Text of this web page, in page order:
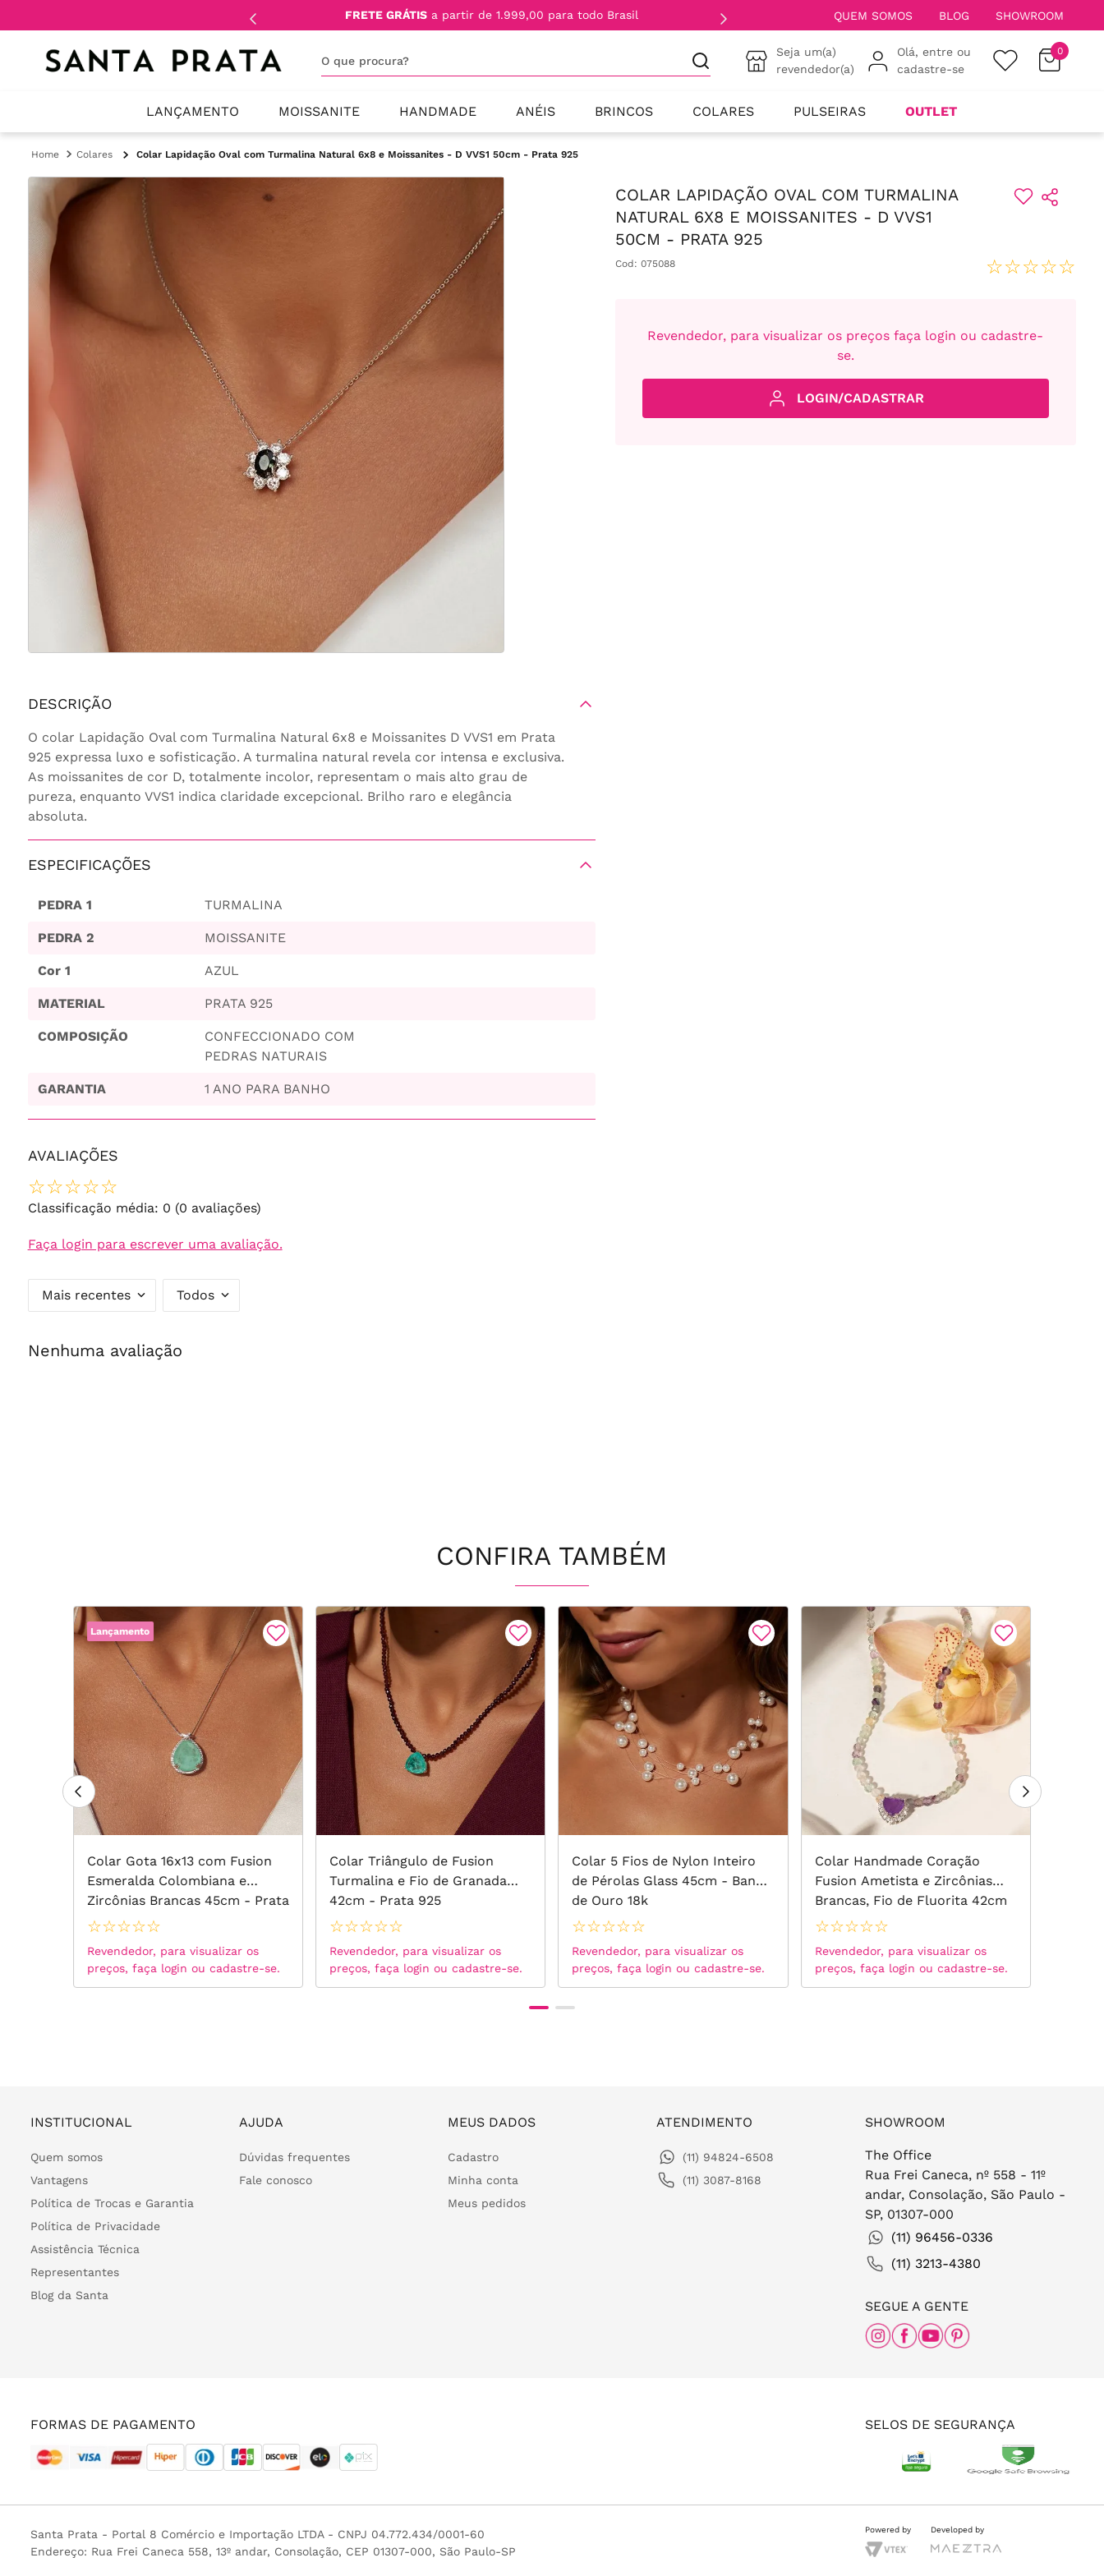
FRETE GRÁTIS a partir de 1.999,00 para todo Brasil QUEM SOMOS BLOG SHOWROOM
Seja um(a)
revendedor(a)
Olá, entre ou
cadastre-se
0
LANÇAMENTO MOISSANITE HANDMADE ANÉIS BRINCOS COLARES PULSEIRAS OUTLET
Colares Colar Lapidação Oval com Turmalina Natural 6x8 e Moissanites - D VVS1 50cm - Prata 925
DESCRIÇÃO
O colar Lapidação Oval com Turmalina Natural 6x8 e Moissanites D VVS1 em Prata
925 expressa luxo e sofisticação. A turmalina natural revela cor intensa e exclusiva.
As moissanites de cor D, totalmente incolor, representam o mais alto grau de
pureza, enquanto VVS1 indica claridade excepcional. Brilho raro e elegância
absoluta.
ESPECIFICAÇÕES
PEDRA 1 TURMALINA
PEDRA 2 MOISSANITE
Cor 1 AZUL
MATERIAL PRATA 925
COMPOSIÇÃO
CONFECCIONADO COM
PEDRAS NATURAIS
GARANTIA 1 ANO PARA BANHO
AVALIAÇÕES
☆☆☆☆☆
Classificação média: 0 (0 avaliações)
Faça login para escrever uma avaliação.
Mais recentes Todos
Nenhuma avaliação
COLAR LAPIDAÇÃO OVAL COM TURMALINA
NATURAL 6X8 E MOISSANITES - D VVS1
50CM - PRATA 925
Cod: 075088 ☆☆☆☆☆
Revendedor, para visualizar os preços faça login ou cadastre-
se.
LOGIN/CADASTRAR
CONFIRA TAMBÉM
Lançamento
Colar Gota 16x13 com Fusion
Esmeralda Colombiana e
Zircônias Brancas 45cm - Prata
925
☆☆☆☆☆
Revendedor, para visualizar os
preços, faça login ou cadastre-se.
Colar Triângulo de Fusion
Turmalina e Fio de Granada
42cm - Prata 925
☆☆☆☆☆
Revendedor, para visualizar os
preços, faça login ou cadastre-se.
Colar 5 Fios de Nylon Inteiro
de Pérolas Glass 45cm - Banho
de Ouro 18k
☆☆☆☆☆
Revendedor, para visualizar os
preços, faça login ou cadastre-se.
Colar Handmade Coração
Fusion Ametista e Zircônias
Brancas, Fio de Fluorita 42cm
- Prata 925
☆☆☆☆☆
Revendedor, para visualizar os
preços, faça login ou cadastre-se.
INSTITUCIONAL
Quem somos
Vantagens
Política de Trocas e Garantia
Política de Privacidade
Assistência Técnica
Representantes
Blog da Santa
AJUDA
Dúvidas frequentes
Fale conosco
MEUS DADOS
Cadastro
Minha conta
Meus pedidos
ATENDIMENTO
(11) 94824-6508
(11) 3087-8168
SHOWROOM
The Office
Rua Frei Caneca, nº 558 - 11º
andar, Consolação, São Paulo -
SP, 01307-000
(11) 96456-0336
(11) 3213-4380
SEGUE A GENTE
FORMAS DE PAGAMENTO SELOS DE SEGURANÇA
Santa Prata - Portal 8 Comércio e Importação LTDA - CNPJ 04.772.434/0001-60
Endereço: Rua Frei Caneca 558, 13º andar, Consolação, CEP 01307-000, São Paulo-SP
Powered by Developed by